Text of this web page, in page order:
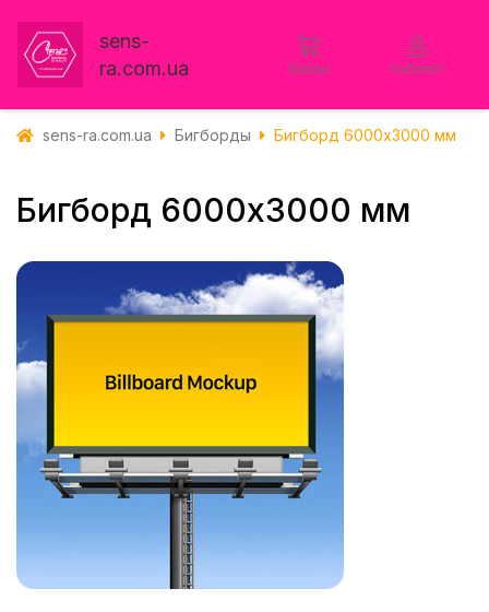
sens-
ra.com.ua
Заказы Кабинет
sens-ra.com.ua Бигборды Бигборд 6000х3000 мм
Бигборд 6000х3000 мм